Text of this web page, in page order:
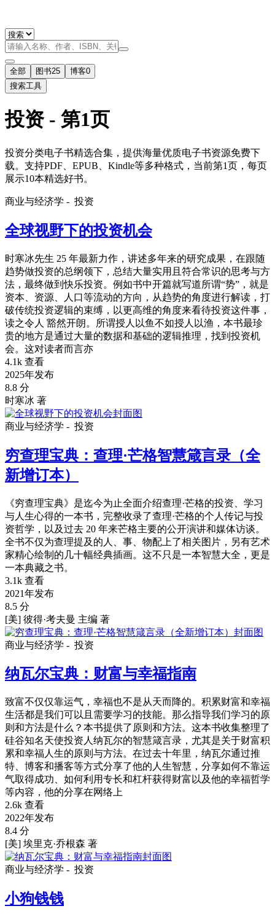
全部 图书25 博客0
搜索工具
投资 - 第1页
投资分类电子书精选合集，提供海量优质电子书资源免费下
载。支持PDF、EPUB、Kindle等多种格式，当前第1页，每页
展示10本精选好书。
商业与经济学 - 投资
全球视野下的投资机会
时寒冰先生 25 年最新力作，讲述多年来的研究成果，在跟随
趋势做投资的总纲领下，总结大量实用且符合常识的思考与方
法，最终做到快乐投资。例如书中开篇就写道所谓“势”，就是
资本、资源、人口等流动的方向，从趋势的角度进行解读，打
破传统投资逻辑的束缚，以更高维的角度来看待投资这件事，
读之令人 豁然开朗。所谓授人以鱼不如授人以渔，本书最珍
贵的地方是通过大量的数据和基础的逻辑推理，找到投资机
会。这对读者而言亦
4.1k 查看
2025年发布
8.8 分
时寒冰 著
商业与经济学 - 投资
穷查理宝典：查理·芒格智慧箴言录（全
新增订本）
《穷查理宝典》是迄今为止全面介绍查理·芒格的投资、学习
与人生心得的一本书，完整收录了查理·芒格的个人传记与投
资哲学，以及过去 20 年来芒格主要的公开演讲和媒体访谈。
全书不仅为查理提及的人、事、物配上了相关图片，另有艺术
家精心绘制的几十幅经典插画。这不只是一本智慧大全，更是
一本典藏之书。
3.1k 查看
2021年发布
8.5 分
[美] 彼得·考夫曼 主编 著
商业与经济学 - 投资
纳瓦尔宝典：财富与幸福指南
致富不仅仅靠运气，幸福也不是从天而降的。积累财富和幸福
生活都是我们可以且需要学习的技能。那么指导我们学习的原
则和方法是什么？本书提供了原则和方法。这本书收集整理了
硅谷知名天使投资人纳瓦尔的智慧箴言录，尤其是关于财富积
累和幸福人生的原则与方法。在过去十年里，纳瓦尔通过推
特、博客和播客等方式分享了他的人生智慧，分享如何不靠运
气取得成功、如何利用专长和杠杆获得财富以及他的幸福哲学
等内容，他的分享在网络上
2.6k 查看
2022年发布
8.4 分
[美] 埃里克·乔根森 著
商业与经济学 - 投资
小狗钱钱